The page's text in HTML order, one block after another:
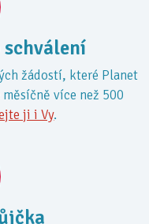
schválení
žádostí, které Planet
více než 500
ji i Vy.